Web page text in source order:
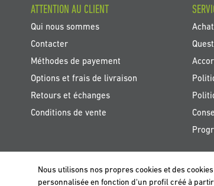
ATTENTION AU CLIENT
Qui nous sommes
Contacter
Méthodes de payement
Options et frais de livraison
Retours et échanges
Conditions de vente
BELGIË /
Nous utilisons nos propres cookies et des
personnalisée en fonction d'un profil créé à